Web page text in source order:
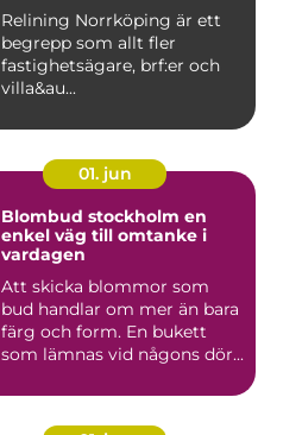
Relining Norrköping är ett
begrepp som allt fler
fastighetsägare, brf:er och
villa&au...
01. jun
Blombud stockholm en
enkel väg till omtanke i
vardagen
Att skicka blommor som
bud handlar om mer än bara
färg och form. En bukett
som lämnas vid någons dör...